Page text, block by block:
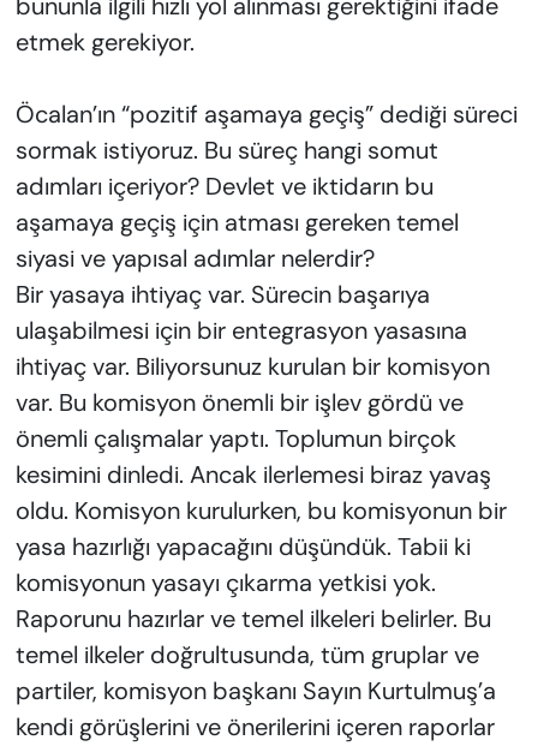
bununla ilgili hızlı yol alınması gerektiğini ifade
etmek gerekiyor.
Öcalan’ın “pozitif aşamaya geçiş” dediği süreci
sormak istiyoruz. Bu süreç hangi somut
adımları içeriyor? Devlet ve iktidarın bu
aşamaya geçiş için atması gereken temel
siyasi ve yapısal adımlar nelerdir?
Bir yasaya ihtiyaç var. Sürecin başarıya
ulaşabilmesi için bir entegrasyon yasasına
ihtiyaç var. Biliyorsunuz kurulan bir komisyon
var. Bu komisyon önemli bir işlev gördü ve
önemli çalışmalar yaptı. Toplumun birçok
kesimini dinledi. Ancak ilerlemesi biraz yavaş
oldu. Komisyon kurulurken, bu komisyonun bir
yasa hazırlığı yapacağını düşündük. Tabii ki
komisyonun yasayı çıkarma yetkisi yok.
Raporunu hazırlar ve temel ilkeleri belirler. Bu
temel ilkeler doğrultusunda, tüm gruplar ve
partiler, komisyon başkanı Sayın Kurtulmuş’a
kendi görüşlerini ve önerilerini içeren raporlar